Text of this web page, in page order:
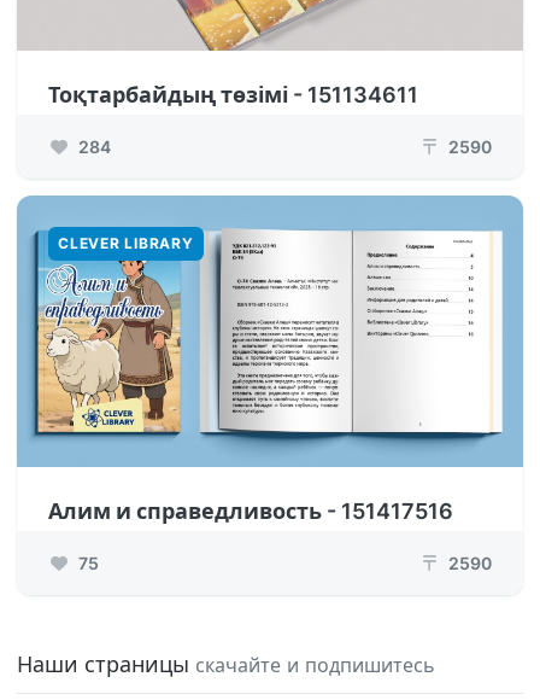
Тоқтарбайдың төзімі - 151134611
284 ₸ 2590
CLEVER LIBRARY
Алим и справедливость - 151417516
75 ₸ 2590
Наши страницы скачайте и подпишитесь